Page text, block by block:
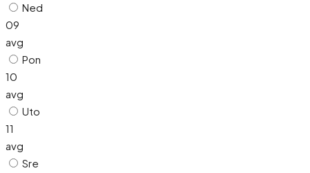
Ned
09
avg
Pon
10
avg
Uto
11
avg
Sre